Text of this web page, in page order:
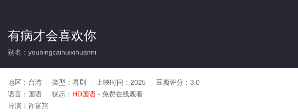
有病才会喜欢你
别名：youbingcaihuixihuanni
地区： 台湾 类型： 喜剧 上映时间： 2025 豆瓣评分： 3.0
语言： 国语 状态： HD国语 - 免费在线观看
导演： 许富翔